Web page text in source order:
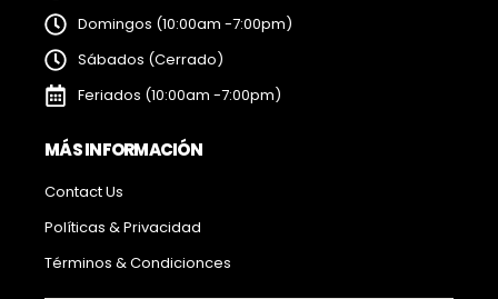
Domingos (10:00am -7:00pm)
Sábados (Cerrado)
Feriados (10:00am -7:00pm)
MÁS INFORMACIÓN
Contact Us
Políticas & Privacidad
Términos & Condicionces